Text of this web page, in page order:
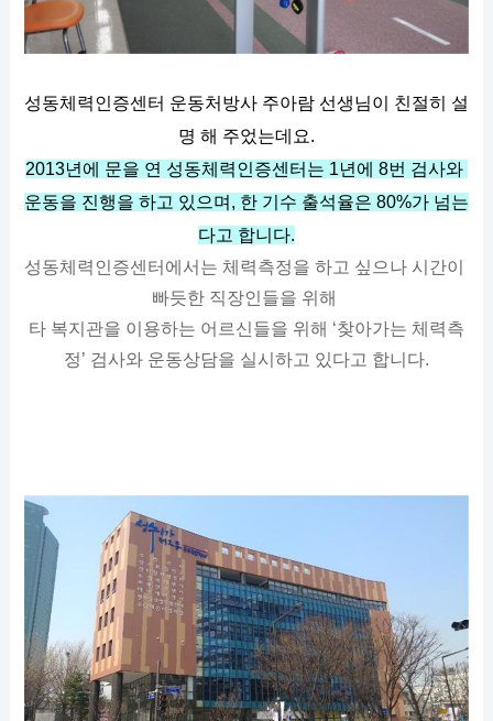
성동체력인증센터 운동처방사 주아람 선생님이 친절히 설
명 해 주었는데요.
2013년에 문을 연 성동체력인증센터는 1년에 8번 검사와
운동을 진행을 하고 있으며, 한 기수 출석율은 80%가 넘는
다고 합니다.
성동체력인증센터에서는 체력측정을 하고 싶으나 시간이
빠듯한 직장인들을 위해
타 복지관을 이용하는 어르신들을 위해 ‘찾아가는 체력측
정’ 검사와 운동상담을 실시하고 있다고 합니다.